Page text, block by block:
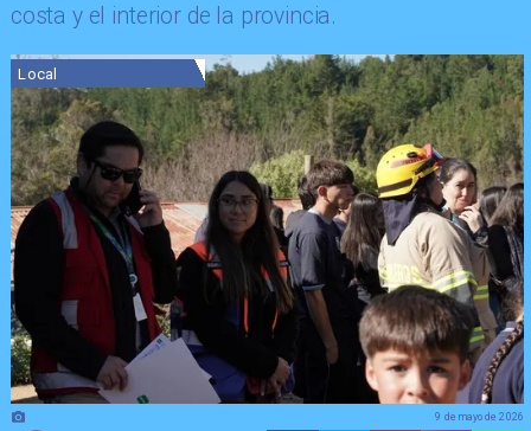
costa y el interior de la provincia.
Local
9 de mayo de 2026